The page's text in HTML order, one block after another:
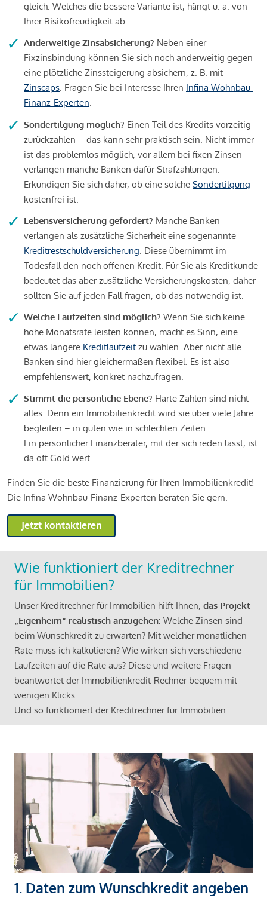
gleich. Welches die bessere Variante ist, hängt u. a. von
Ihrer Risikofreudigkeit ab.
Anderweitige Zinsabsicherung? Neben einer
Fixzinsbindung können Sie sich noch anderweitig gegen
eine plötzliche Zinssteigerung absichern, z. B. mit
Zinscaps. Fragen Sie bei Interesse Ihren Infina Wohnbau-
Finanz-Experten.
Sondertilgung möglich? Einen Teil des Kredits vorzeitig
zurückzahlen – das kann sehr praktisch sein. Nicht immer
ist das problemlos möglich, vor allem bei fixen Zinsen
verlangen manche Banken dafür Strafzahlungen.
Erkundigen Sie sich daher, ob eine solche Sondertilgung
kostenfrei ist.
Lebensversicherung gefordert? Manche Banken
verlangen als zusätzliche Sicherheit eine sogenannte
Kreditrestschuldversicherung. Diese übernimmt im
Todesfall den noch offenen Kredit. Für Sie als Kreditkunde
bedeutet das aber zusätzliche Versicherungskosten, daher
sollten Sie auf jeden Fall fragen, ob das notwendig ist.
Welche Laufzeiten sind möglich? Wenn Sie sich keine
hohe Monatsrate leisten können, macht es Sinn, eine
etwas längere Kreditlaufzeit zu wählen. Aber nicht alle
Banken sind hier gleichermaßen flexibel. Es ist also
empfehlenswert, konkret nachzufragen.
Stimmt die persönliche Ebene? Harte Zahlen sind nicht
alles. Denn ein Immobilienkredit wird sie über viele Jahre
begleiten – in guten wie in schlechten Zeiten.
Ein persönlicher Finanzberater, mit der sich reden lässt, ist
da oft Gold wert.
Finden Sie die beste Finanzierung für Ihren Immobilienkredit!
Die Infina Wohnbau-Finanz-Experten beraten Sie gern.
Jetzt kontaktieren
Wie funktioniert der Kreditrechner
für Immobilien?
Unser Kreditrechner für Immobilien hilft Ihnen, das Projekt
„Eigenheim“ realistisch anzugehen: Welche Zinsen sind
beim Wunschkredit zu erwarten? Mit welcher monatlichen
Rate muss ich kalkulieren? Wie wirken sich verschiedene
Laufzeiten auf die Rate aus? Diese und weitere Fragen
beantwortet der Immobilienkredit-Rechner bequem mit
wenigen Klicks.
Und so funktioniert der Kreditrechner für Immobilien:
1. Daten zum Wunschkredit angeben